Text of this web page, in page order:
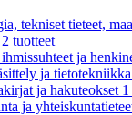
tekniset tieteet,
2 tuotteet
ja
ja tietotekniikka
ja hakuteokset 1
ja